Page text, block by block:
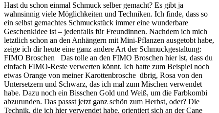
Hast du schon einmal Schmuck selber gemacht? Es gibt ja
wahnsinnig viele Möglichkeiten und Techniken. Ich finde, dass so
ein selbst gemachtes Schmuckstück immer eine wunderbare
Geschenkidee ist – jedenfalls für Freundinnen. Nachdem ich mich
letztlich schon an den Anhängern mit Mini-Pflanzen ausgetobt habe,
zeige ich dir heute eine ganz andere Art der Schmuckgestaltung:
FIMO Broschen Das tolle an den FIMO Broschen hier ist, dass du
einfach FIMO-Reste verwerten könnt. Ich hatte zum Beispiel noch
etwas Orange von meiner Karottenbrosche übrig, Rosa von den
Untersetzern und Schwarz, das ich mal zum Mischen verwendet
habe. Dazu noch ein Bisschen Gold und Weiß, um die Farbkombi
abzurunden. Das passst jetzt ganz schön zum Herbst, oder? Die
Technik, die ich hier verwendet habe, orientiert sich an der Cane